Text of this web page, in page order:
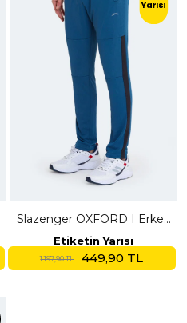
Slazenger OXFORD I Erkek
Fermuar Cepli Petrol
Eşofman Altı
Etiketin Yarısı
1.197,90 TL 449,90 TL